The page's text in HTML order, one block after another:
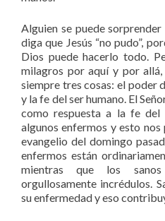
Alguien se puede
diga que Jesús “no pudo”,
Dios puede hacerlo todo.
milagros por aquí y por
siempre tres cosas: el poder
y la fe del ser humano. El
como respuesta a la fe del
algunos enfermos y esto
evangelio del domingo
enfermos están
mientras que los sanos
orgullosamente incrédulos.
su enfermedad y eso